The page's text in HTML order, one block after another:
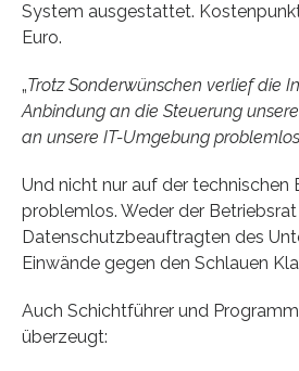
System ausgestattet.
Euro.
„Trotz Sonderwünschen verlief die
Anbindung an die Steuerung
an unsere IT-Umgebung
Und nicht nur auf der technischen
problemlos. Weder der
Datenschutzbeauftragten des
Einwände gegen den Schlauen
Auch Schichtführer und
überzeugt: